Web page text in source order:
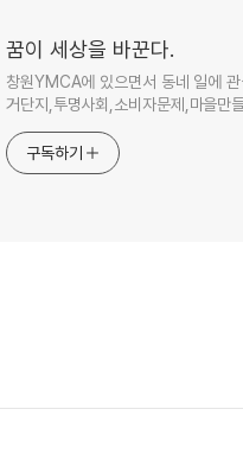
꿈이 세상을 바꾼다.
창원YMCA에 있으면서 동네 일에
거단지,투명사회,소비자문제,마을만
구독하기